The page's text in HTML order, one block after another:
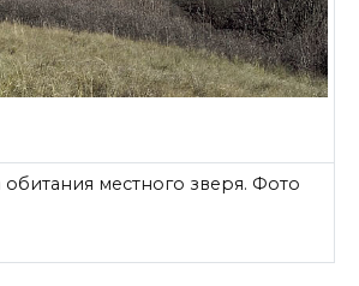
местного зверя. Фото